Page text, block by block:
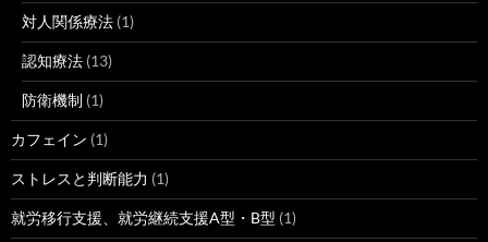
対人関係療法 (1)
認知療法 (13)
防衛機制 (1)
カフェイン (1)
ストレスと判断能力 (1)
就労移行支援、就労継続支援A型・B型 (1)